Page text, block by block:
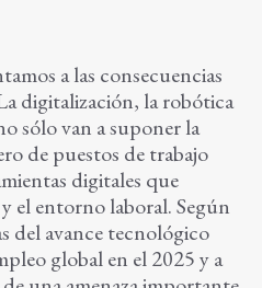
a las consecuencias
digitalización, la robótica
sólo van a suponer la
de puestos de trabajo
digitales que
el entorno laboral. Según
del avance tecnológico
global en el 2025 y a